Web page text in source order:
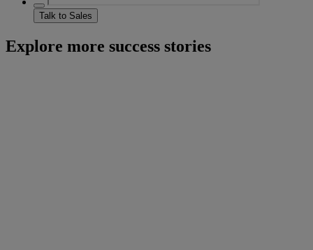
Talk to Sales
Explore more success stories